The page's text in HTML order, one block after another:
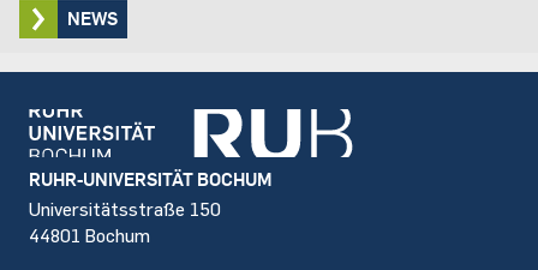
NEWS
Footer
RUHR-UNIVERSITÄT BOCHUM
Universitätsstraße 150
44801 Bochum